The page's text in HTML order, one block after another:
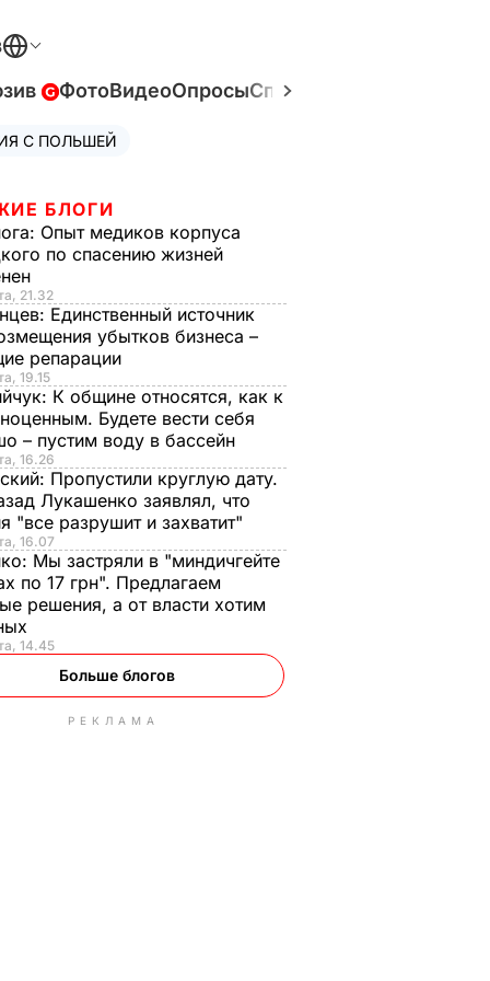
ФотоВидеоОпросыСпецпроекты
С ПОЛЬШЕЙ
БЛОГИ
Опыт медиков корпуса
по спасению жизней
21.32
Единственный источник
убытков бизнеса –
репарации
19.15
К общине относятся, как к
Будете вести себя
– пустим воду в бассейн
16.26
Пропустили круглую дату.
Лукашенко заявлял, что
"все разрушит и захватит"
16.07
Мы застряли в "миндичгейте
по 17 грн". Предлагаем
решения, а от власти хотим
14.45
Больше блогов
РЕКЛАМА